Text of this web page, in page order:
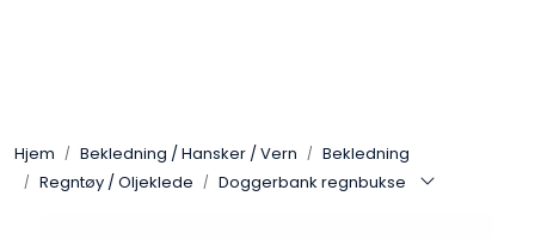
Hjem Bekledning / Hansker / Vern
Bekledning
Regntøy / Oljeklede
Doggerbank regnbukse
Batteri / Booster / Lader